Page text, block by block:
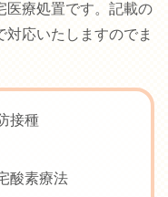
医療処置です。記載の
応いたしますのでま
接種
酸素療法